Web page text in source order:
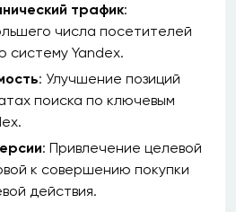
трафик:
числа посетителей
систему Yandex.
: Улучшение позиций
поиска по ключевым
: Привлечение целевой
к совершению покупки
действия.